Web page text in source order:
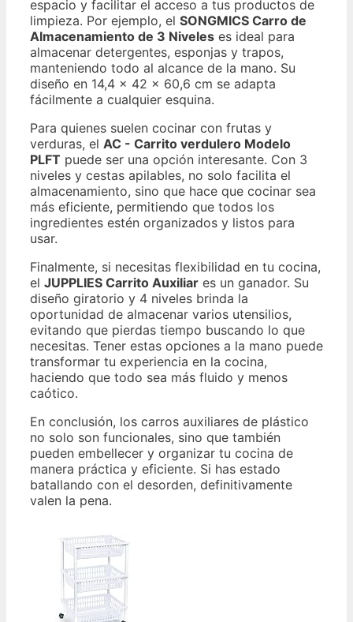
espacio y facilitar el acceso a tus productos de
limpieza. Por ejemplo, el SONGMICS Carro de
Almacenamiento de 3 Niveles es ideal para
almacenar detergentes, esponjas y trapos,
manteniendo todo al alcance de la mano. Su
diseño en 14,4 x 42 x 60,6 cm se adapta
fácilmente a cualquier esquina.
Para quienes suelen cocinar con frutas y
verduras, el AC - Carrito verdulero Modelo
PLFT puede ser una opción interesante. Con 3
niveles y cestas apilables, no solo facilita el
almacenamiento, sino que hace que cocinar sea
más eficiente, permitiendo que todos los
ingredientes estén organizados y listos para
usar.
Finalmente, si necesitas flexibilidad en tu cocina,
el JUPPLIES Carrito Auxiliar es un ganador. Su
diseño giratorio y 4 niveles brinda la
oportunidad de almacenar varios utensilios,
evitando que pierdas tiempo buscando lo que
necesitas. Tener estas opciones a la mano puede
transformar tu experiencia en la cocina,
haciendo que todo sea más fluido y menos
caótico.
En conclusión, los carros auxiliares de plástico
no solo son funcionales, sino que también
pueden embellecer y organizar tu cocina de
manera práctica y eficiente. Si has estado
batallando con el desorden, definitivamente
valen la pena.